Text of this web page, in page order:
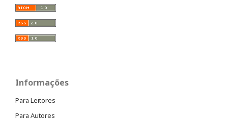
Informações
Para Leitores
Para Autores